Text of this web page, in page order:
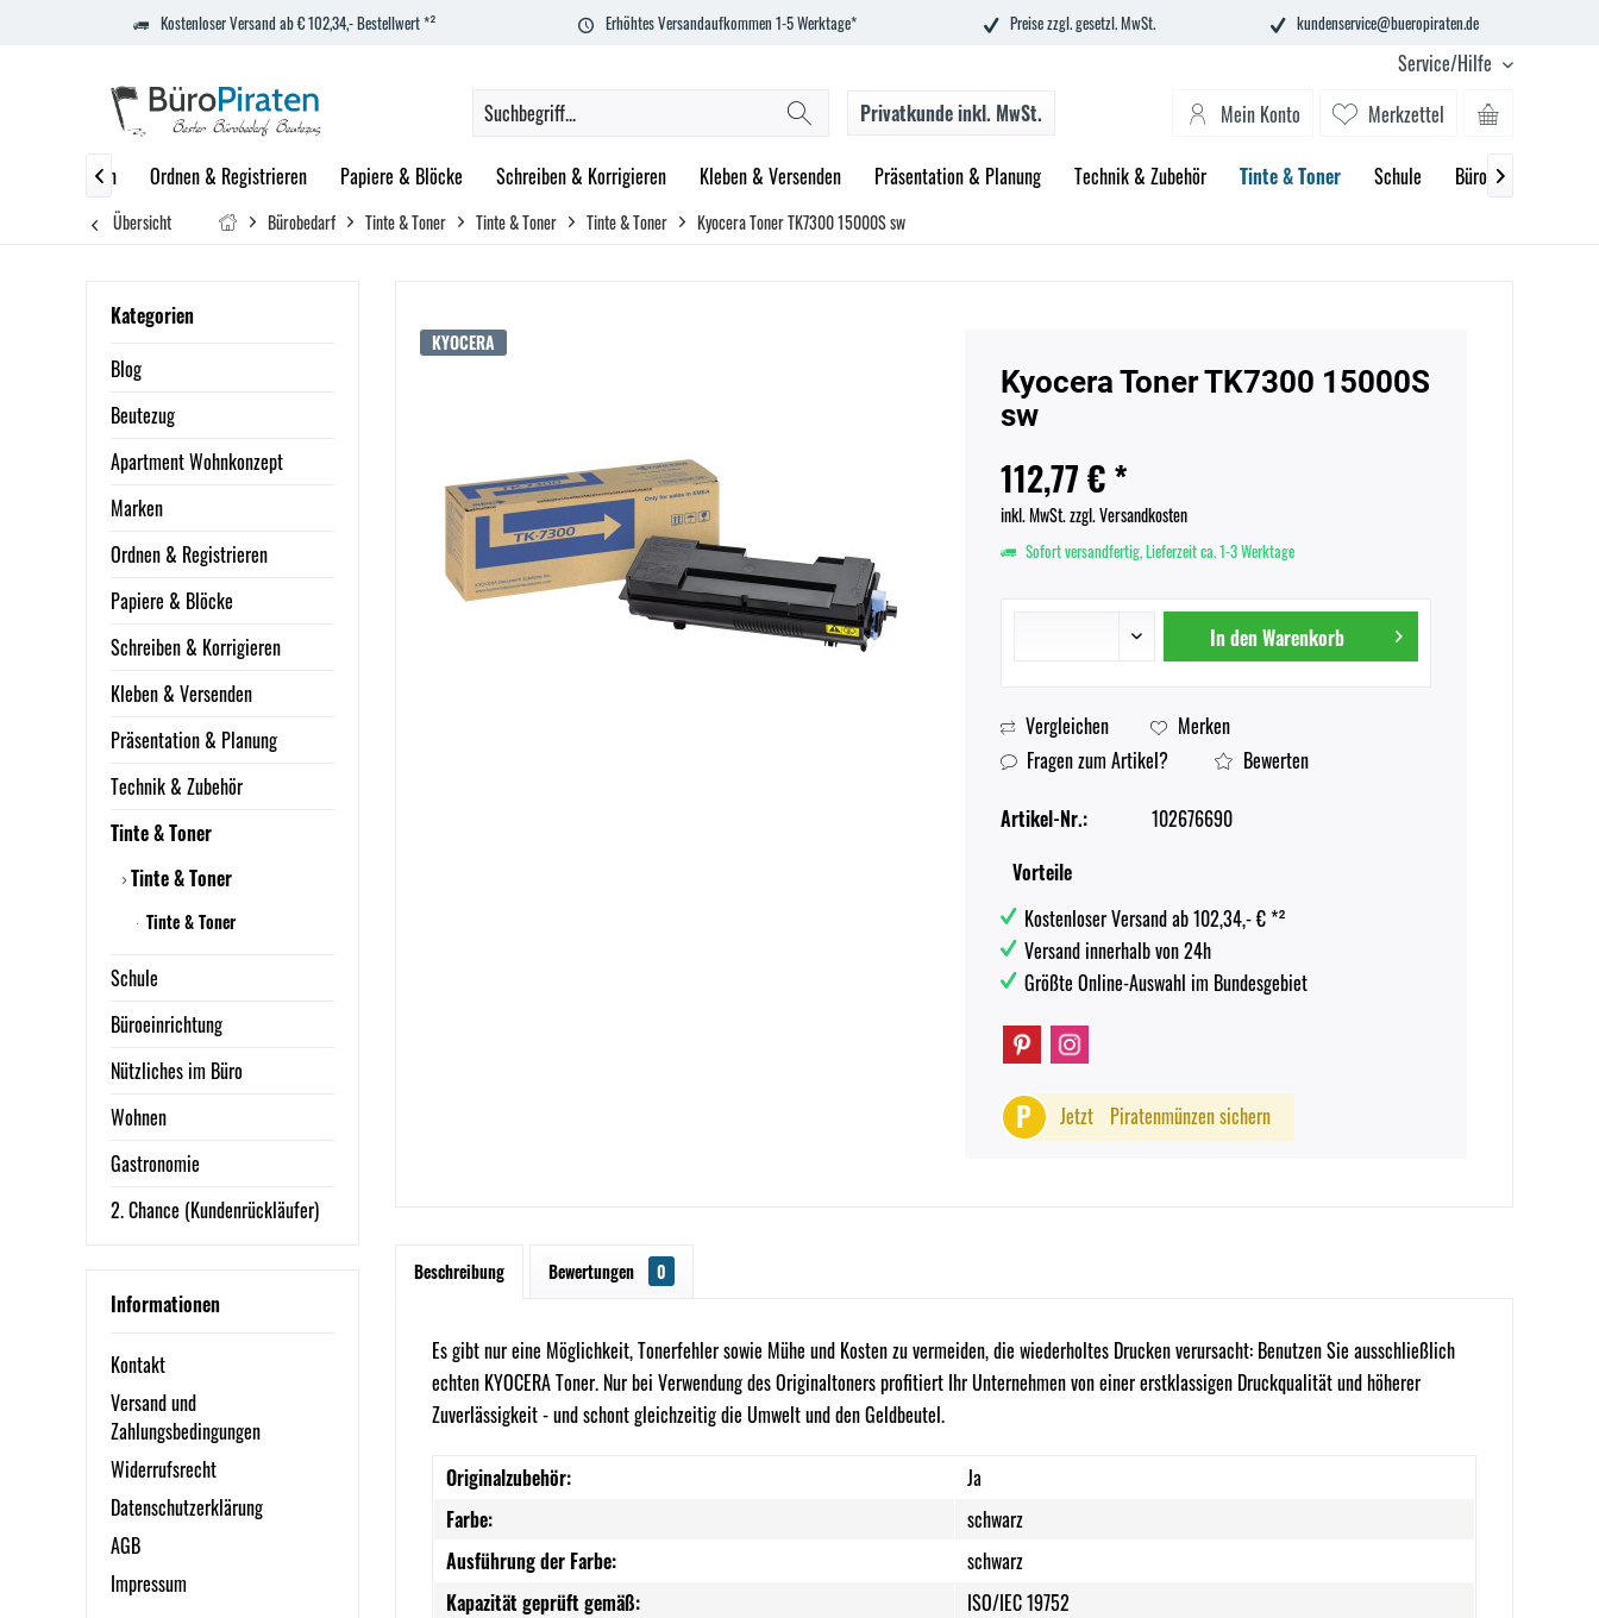
Kostenloser Versand ab € 102,34,- Bestellwert *² Erhöhtes Versandaufkommen 1-5 Werktage* Preise zzgl. gesetzl. MwSt. kundenservice@bueropiraten.de
Service/Hilfe
Merkzettel
Mein Konto
Privatkundeinkl. MwSt.
Marken Ordnen & Registrieren Papiere & Blöcke Schreiben & Korrigieren Kleben & Versenden Präsentation & Planung Technik & Zubehör Tinte & Toner Schule Büroeinrichtung
 
Übersicht Bürobedarf Tinte & Toner Tinte & Toner Tinte & Toner Kyocera Toner TK7300 15000S sw
Kategorien
Blog
Beutezug
Apartment Wohnkonzept
Marken
Ordnen & Registrieren
Papiere & Blöcke
Schreiben & Korrigieren
Kleben & Versenden
Präsentation & Planung
Technik & Zubehör
Tinte & Toner
Tinte & Toner
Tinte & Toner
Schule
Büroeinrichtung
Nützliches im Büro
Wohnen
Gastronomie
2. Chance (Kundenrückläufer)
Informationen
Kontakt
Versand und
Zahlungsbedingungen
Widerrufsrecht
Datenschutzerklärung
AGB
Impressum
KYOCERA
Kyocera Toner TK7300 15000S
sw
112,77 € *
inkl. MwSt.zzgl. Versandkosten
Sofort versandfertig, Lieferzeit ca. 1-3 Werktage
In denWarenkorb
Vergleichen
Merken
Fragen zum Artikel?
Bewerten
Artikel-Nr.:
102676690
Vorteile
Kostenloser Versand ab 102,34,- € *²
Versand innerhalb von 24h
Größte Online-Auswahl im Bundesgebiet
P Jetzt Piratenmünzen sichern
Beschreibung Bewertungen 0
Es gibt nur eine Möglichkeit, Tonerfehler sowie Mühe und Kosten zu vermeiden, die wiederholtes Drucken verursacht: Benutzen Sie ausschließlich
echten KYOCERA Toner. Nur bei Verwendung des Originaltoners profitiert Ihr Unternehmen von einer erstklassigen Druckqualität und höherer
Zuverlässigkeit - und schont gleichzeitig die Umwelt und den Geldbeutel.
Originalzubehör:
Ja
Farbe:
schwarz
Ausführung der Farbe:
schwarz
Kapazität geprüft gemäß:
ISO/IEC 19752